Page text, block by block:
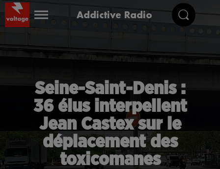
Addictive Radio
Seine-Saint-Denis :
36 élus interpellent
Jean Castex sur le
déplacement des
toxicomanes